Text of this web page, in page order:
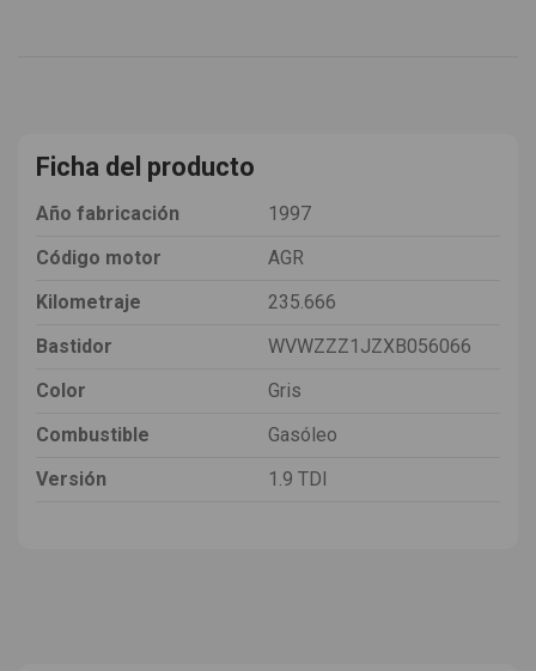
Ficha del producto
Año fabricación
1997
Código motor
AGR
Kilometraje
235.666
Bastidor
WVWZZZ1JZXB056066
Color
Gris
Combustible
Gasóleo
Versión
1.9 TDI